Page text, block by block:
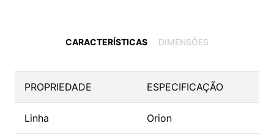
CARACTERÍSTICAS DIMENSÕES
PROPRIEDADE ESPECIFICAÇÃO
Linha Orion